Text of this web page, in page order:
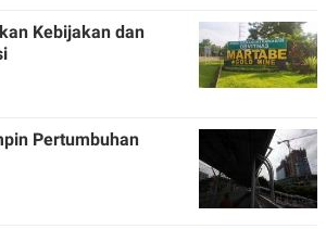
Kebijakan dan
Pertumbuhan